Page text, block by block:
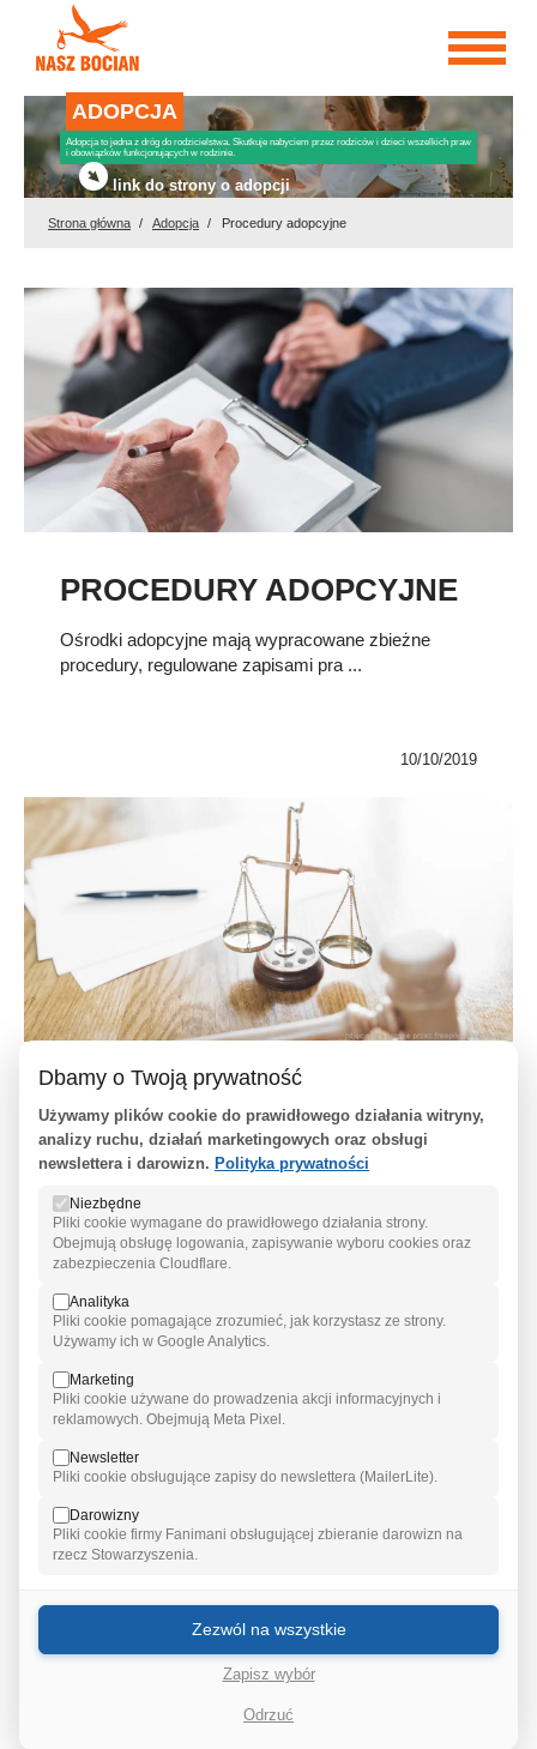
ADOPCJA
Adopcja to jedna z dróg do rodzicielstwa. Skutkuje nabyciem przez rodziców i dzieci wszelkich praw
i obowiązków funkcjonujących w rodzinie.
link do strony o adopcji
Strona główna Adopcja Procedury adopcyjne
PROCEDURY ADOPCYJNE
Ośrodki adopcyjne mają wypracowane zbieżne
procedury, regulowane zapisami pra ...
10/10/2019
SPRAWA ADOPCYJNA
Dla tych, co nigdy tam nie byli wzbudza respekt. ...
25/03/2003
KANDYDATÓW NA
RODZICÓW
ADOPCYJNYCH I
ZASTĘPCZYCH
Dbamy o Twoją prywatność
Używamy plików cookie do prawidłowego działania witryny,
analizy ruchu, działań marketingowych oraz obsługi
newslettera i darowizn. Polityka prywatności
Niezbędne
Pliki cookie wymagane do prawidłowego działania strony.
Obejmują obsługę logowania, zapisywanie wyboru cookies oraz
zabezpieczenia Cloudflare.
Analityka
Pliki cookie pomagające zrozumieć, jak korzystasz ze strony.
Używamy ich w Google Analytics.
Marketing
Pliki cookie używane do prowadzenia akcji informacyjnych i
reklamowych. Obejmują Meta Pixel.
Newsletter
Pliki cookie obsługujące zapisy do newslettera (MailerLite).
Darowizny
Pliki cookie firmy Fanimani obsługującej zbieranie darowizn na
rzecz Stowarzyszenia.
Odrzuć
Zapisz wybór
Zezwól na wszystkie